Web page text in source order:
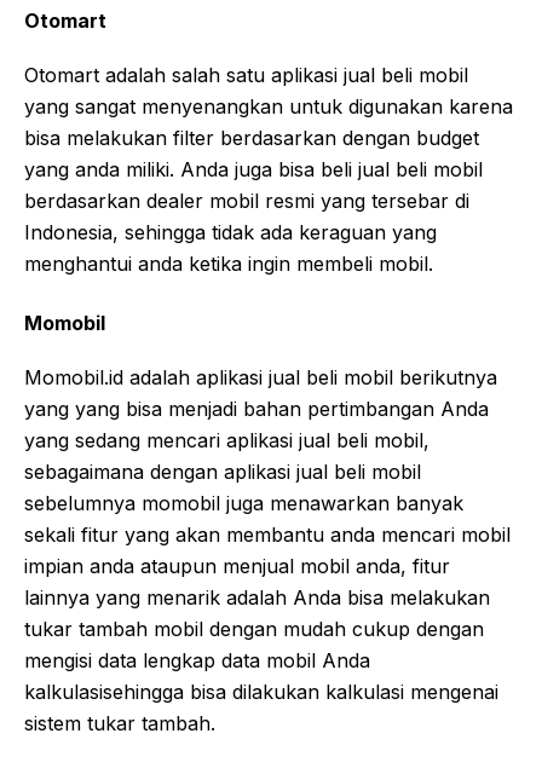
Otomart
Otomart adalah salah satu aplikasi jual beli mobil
yang sangat menyenangkan untuk digunakan karena
bisa melakukan filter berdasarkan dengan budget
yang anda miliki. Anda juga bisa beli jual beli mobil
berdasarkan dealer mobil resmi yang tersebar di
Indonesia, sehingga tidak ada keraguan yang
menghantui anda ketika ingin membeli mobil.
Momobil
Momobil.id adalah aplikasi jual beli mobil berikutnya
yang yang bisa menjadi bahan pertimbangan Anda
yang sedang mencari aplikasi jual beli mobil,
sebagaimana dengan aplikasi jual beli mobil
sebelumnya momobil juga menawarkan banyak
sekali fitur yang akan membantu anda mencari mobil
impian anda ataupun menjual mobil anda, fitur
lainnya yang menarik adalah Anda bisa melakukan
tukar tambah mobil dengan mudah cukup dengan
mengisi data lengkap data mobil Anda
kalkulasisehingga bisa dilakukan kalkulasi mengenai
sistem tukar tambah.